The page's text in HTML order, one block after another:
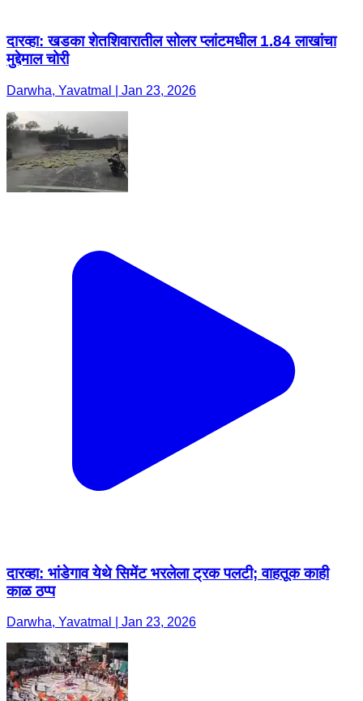
दारव्हा: खडका शेतशिवारातील सोलर प्लांटमधील 1.84 लाखांचा
मुद्देमाल चोरी
Darwha, Yavatmal | Jan 23, 2026
दारव्हा: भांडेगाव येथे सिमेंट भरलेला ट्रक पलटी; वाहतूक काही
काळ ठप्प
Darwha, Yavatmal | Jan 23, 2026